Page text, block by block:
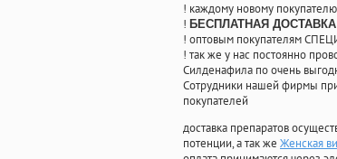
! каждому новому покупателю
! БЕСПЛАТНАЯ ДОСТАВКА
! оптовым покупателям
! так же у нас постоянно
Силденафила по очень
Cотрудники нашей фирмы
покупателей
доставка препаратов
потенции, а так же Женская